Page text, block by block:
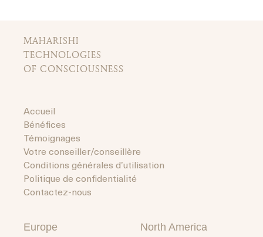
MAHARISHI
TECHNOLOGIES
OF CONSCIOUSNESS
Accueil
Bénéfices
Témoignages
Votre conseiller/conseillère
Conditions générales d’utilisation
Politique de confidentialité
Contactez-nous
Europe North America